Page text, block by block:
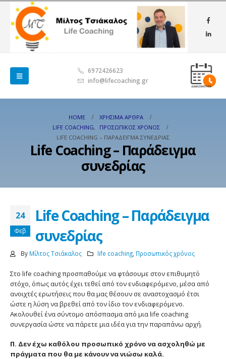
6972426623
info@lifecoaching.gr
HOME
ΧΡΉΣΙΜΑ ΆΡΘΡΑ
LIFE COACHING,
ΠΡΟΣΩΠΙΚΌΣ ΧΡΌΝΟΣ
LIFE COACHING – ΠΑΡΆΔΕΙΓΜΑ ΣΥΝΕΔΡΊΑΣ
Life Coaching – Παράδειγμα
συνεδρίας
24
Φεβ
Life Coaching – Παράδειγμα
συνεδρίας
By Μίλτος Τσιάκαλος life coaching, Προσωπικός χρόνος
Στο life coaching προσπαθούμε να φτάσουμε στον επιθυμητό
στόχο, όπως αυτός έχει τεθεί από τον ενδιαφερόμενο, μέσα από
ανοιχτές ερωτήσεις που θα μας θέσουν σε αναστοχασμό έτσι
ώστε η λύση να βρεθεί από τον ίδιο τον ενδιαφερόμενο.
Ακολουθεί ένα σύντομο απόσπασμα από μια life coaching
συνεργασία ώστε να πάρετε μια ιδέα για την παραπάνω αρχή.
Π. Δεν έχω καθόλου προσωπικό χρόνο να ασχοληθώ με
πράγματα που θα με κάνουν να νιώσω καλά.